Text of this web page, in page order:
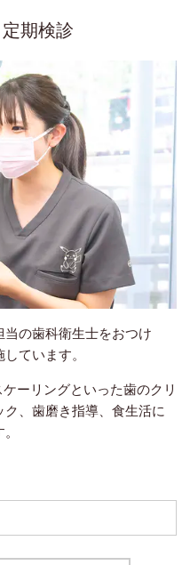
期検診
の歯科衛生士をおつけ
ています。
ーリングといった歯のクリ
、歯磨き指導、食生活に